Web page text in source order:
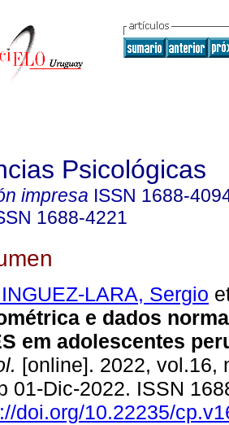
Psicológicas
impresa ISSN 1688-
1688-4221
LARA, Sergio
e dados
em adolescentes
[online]. 2022, vol.16,
01-Dic-2022. ISSN
doi.org/10.22235/